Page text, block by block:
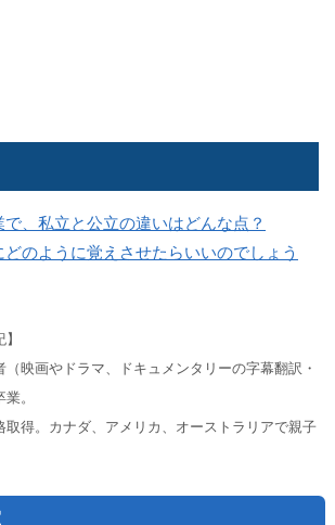
、私立と公立の違いはどんな点？
のように覚えさせたらいいのでしょう
映画やドラマ、ドキュメンタリーの字幕翻訳・
。
得。カナダ、アメリカ、オーストラリアで親子